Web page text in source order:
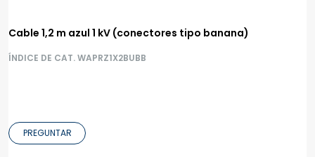
Cable 1,2 m azul 1 kV (conectores tipo banana)
ÍNDICE DE CAT. WAPRZ1X2BUBB
PREGUNTAR